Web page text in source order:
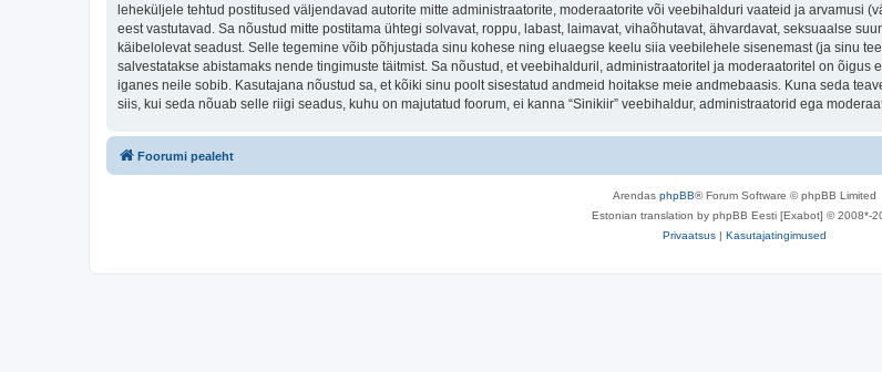
leheküljele tehtud postitused väljendavad autorite mitte administraatorite, moderaatorite või veebihalduri vaateid ja arvamusi
eest vastutavad. Sa nõustud mitte postitama ühtegi solvavat, roppu, labast, laimavat, vihaõhutavat, ähvardavat, seksuaalse
käibelolevat seadust. Selle tegemine võib põhjustada sinu kohese ning eluaegse keelu siia veebilehele sisenemast (ja sinu
salvestatakse abistamaks nende tingimuste täitmist. Sa nõustud, et veebihalduril, administraatoritel ja moderaatoritel on
iganes neile sobib. Kasutajana nõustud sa, et kõiki sinu poolt sisestatud andmeid hoitakse meie andmebaasis. Kuna seda
siis, kui seda nõuab selle riigi seadus, kuhu on majutatud foorum, ei kanna “Sinikiir” veebihaldur, administraatorid ega
Foorumi pealeht
Arendas phpBB® Forum Software © phpBB Limited
Estonian translation by phpBB Eesti [Exabot] © 2008*-
Privaatsus | Kasutajatingimused